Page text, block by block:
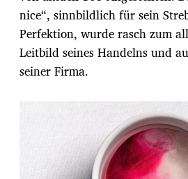
nice“, sinnbildlich für sein
Perfektion, wurde rasch zum
Leitbild seines Handelns und
seiner Firma.